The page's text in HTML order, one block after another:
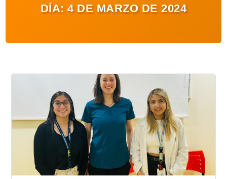
ENTRETENIMIENTO Y CULTURA
VIDEOS
GALERIA DE FOTOS
APP MÓVIL
DÍA:4 DE MARZO DE 2024